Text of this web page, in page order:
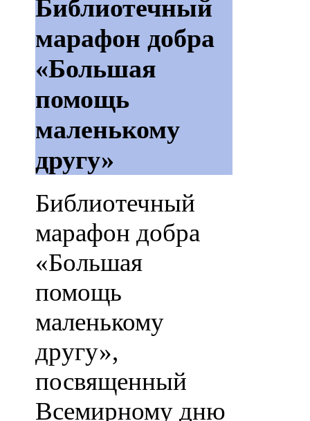
Библиотечный
марафон добра
«Большая
помощь
маленькому
другу»
Библиотечный
марафон добра
«Большая
помощь
маленькому
другу»,
посвященный
Всемирному дню